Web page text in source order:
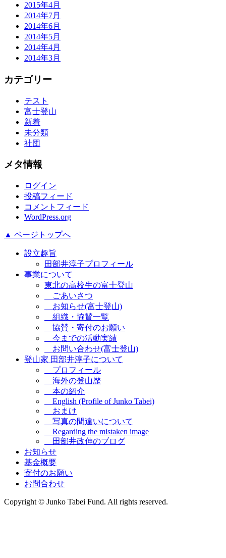
2015年4月
2014年7月
2014年6月
2014年5月
2014年4月
2014年3月
カテゴリー
テスト
富士登山
新着
未分類
社団
メタ情報
ログイン
投稿フィード
コメントフィード
WordPress.org
▲ ページトップへ
設立趣旨
田部井淳子プロフィール
事業について
東北の高校生の富士登山
ごあいさつ
お知らせ(富士登山)
組織・協賛一覧
協賛・寄付のお願い
今までの活動実績
お問い合わせ(富士登山)
登山家 田部井淳子について
プロフィール
海外の登山歴
本の紹介
English (Profile of Junko Tabei)
おまけ
写真の間違いについて
Regarding the mistaken image
田部井政伸のブログ
お知らせ
基金概要
寄付のお願い
お問合わせ
Copyright © Junko Tabei Fund. All rights reserved.